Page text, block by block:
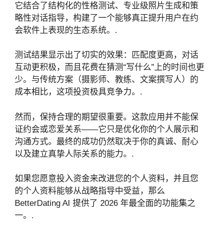
它结合了结构化的性格测试、专业级照片生成和策
略性对话指导，构建了一个能够真正提升用户在约
会软件上表现的生态系统。.
测试结果显示出了切实的效果：匹配度更高，对话
互动更积极，而且花费在猜测“写什么”上的时间也更
少。与传统方案（摄影师、教练、文案撰写人）的
成本相比，这项投资极具竞争力。.
然而，保持合理的期望很重要。这款应用并不能保
证约会或恋爱关系——它只是优化你的个人展示和
沟通方式。最终的成功仍然取决于你的真诚、耐心
以及建立真挚人际关系的能力。.
如果您愿意投入资金来改进您的个人资料，并且您
的个人资料能够从战略指导中受益，那么
BetterDating AI 提供了 2026 年最全面的功能集之
一。.